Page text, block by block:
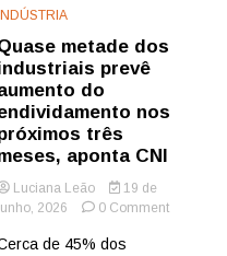
metade dos
prevê
do
nos
três
aponta CNI
Luciana Leão
19 de
2026
0 Commenton
de 45% dos